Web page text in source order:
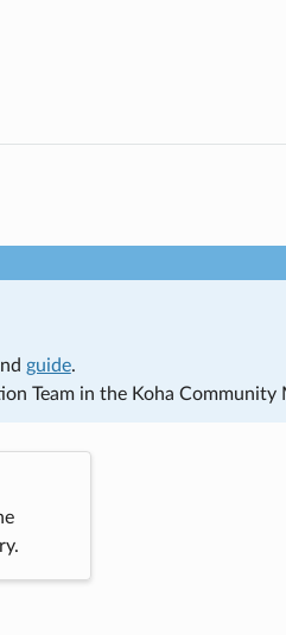
guide.
Team in the Koha Community